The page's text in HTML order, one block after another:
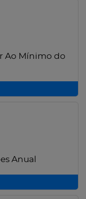
Ao Mínimo do
Anual